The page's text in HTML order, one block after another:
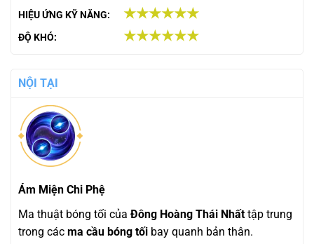
HIỆU ỨNG KỸ NĂNG: ★★★★★★
ĐỘ KHÓ: ★★★★★★
NỘI TẠI
Ám Miện Chi Phệ
Ma thuật bóng tối của Đông Hoàng Thái Nhất tập trung
trong các ma cầu bóng tối bay quanh bản thân.